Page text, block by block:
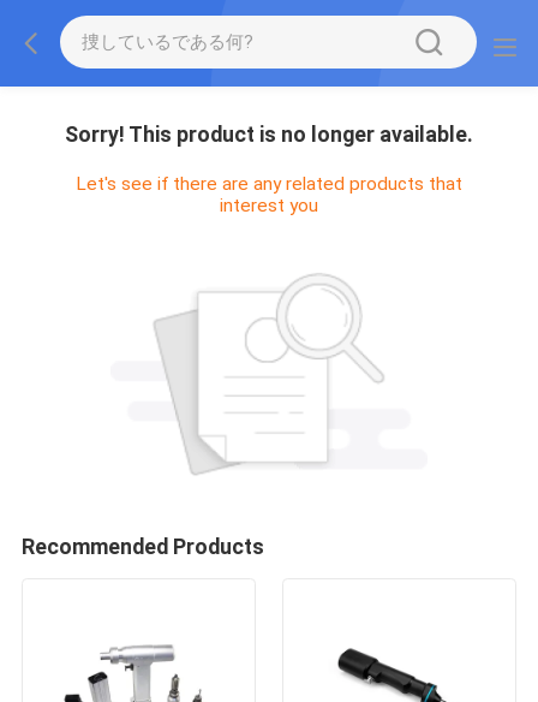
Sorry! This product is no longer available.
Let's see if there are any related products that
interest you
Recommended Products